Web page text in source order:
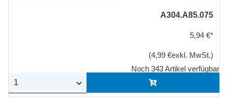
A304.A85.075
5,94 €*
(4,99 €exkl. MwSt.)
Noch 343 Artikel verfügbar